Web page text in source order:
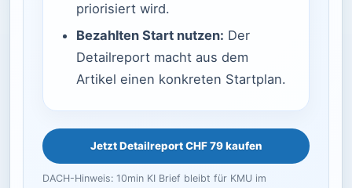
priorisiert wird.
Bezahlten Start nutzen: Der
Detailreport macht aus dem
Artikel einen konkreten Startplan.
Jetzt Detailreport CHF 79 kaufen
DACH-Hinweis: 10min KI Brief bleibt für KMU im